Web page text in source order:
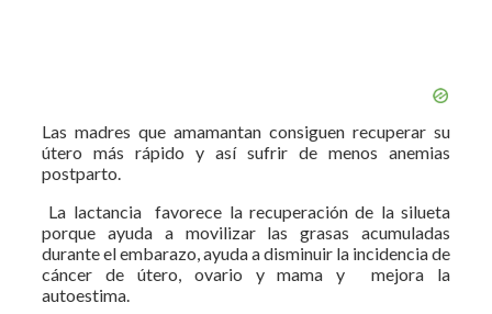
Las madres que amamantan consiguen recuperar su
útero más rápido y así sufrir de menos anemias
postparto.
La lactancia favorece la recuperación de la silueta
porque ayuda a movilizar las grasas acumuladas
durante el embarazo, ayuda a disminuir la incidencia de
cáncer de útero, ovario y mama y mejora la
autoestima.